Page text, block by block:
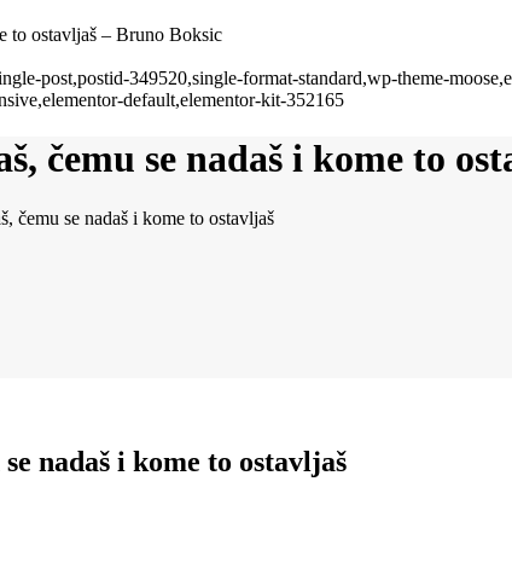
to ostavljaš – Bruno Boksic
post,postid-349520,single-format-standard,wp-theme-
default,elementor-kit-352165
čemu se nadaš i kome to
čemu se nadaš i kome to ostavljaš
nadaš i kome to ostavljaš